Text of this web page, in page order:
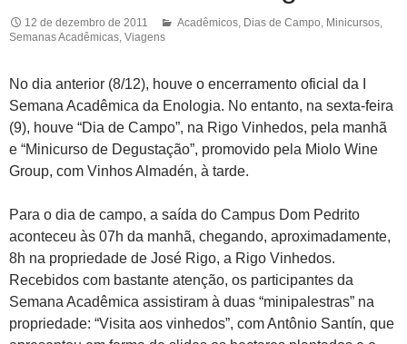
12 de dezembro de 2011 Acadêmicos Dias de Campo Minicursos
Semanas Acadêmicas Viagens
No dia anterior (8/12), houve o encerramento oficial da I
Semana Acadêmica da Enologia. No entanto, na sexta-feira
(9), houve “Dia de Campo”, na Rigo Vinhedos, pela manhã
e “Minicurso de Degustação”, promovido pela Miolo Wine
Group, com Vinhos Almadén, à tarde.
Para o dia de campo, a saída do Campus Dom Pedrito
aconteceu às 07h da manhã, chegando, aproximadamente,
8h na propriedade de José Rigo, a Rigo Vinhedos.
Recebidos com bastante atenção, os participantes da
Semana Acadêmica assistiram à duas “minipalestras” na
propriedade: “Visita aos vinhedos”, com Antônio Santín, que